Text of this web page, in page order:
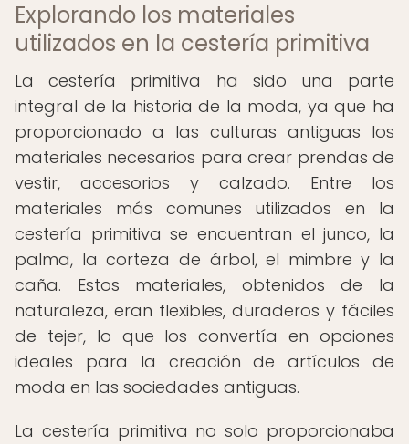
Explorando los materiales
utilizados en la cestería primitiva
La cestería primitiva ha sido una parte
integral de la historia de la moda, ya que ha
proporcionado a las culturas antiguas los
materiales necesarios para crear prendas de
vestir, accesorios y calzado. Entre los
materiales más comunes utilizados en la
cestería primitiva se encuentran el junco, la
palma, la corteza de árbol, el mimbre y la
caña. Estos materiales, obtenidos de la
naturaleza, eran flexibles, duraderos y fáciles
de tejer, lo que los convertía en opciones
ideales para la creación de artículos de
moda en las sociedades antiguas.
La cestería primitiva no solo proporcionaba